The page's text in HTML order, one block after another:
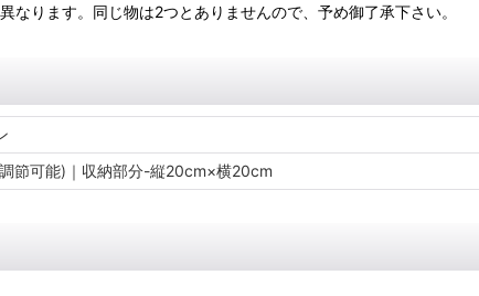
なります。同じ物は2つとありませんので、予め御了承下さい。
節可能)｜収納部分-縦20cm×横20cm